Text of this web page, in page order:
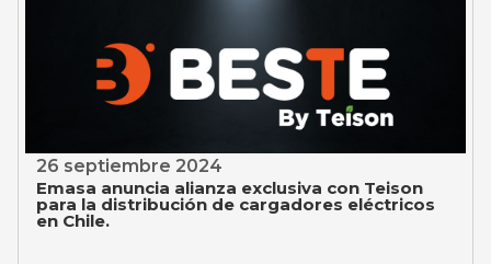
26 septiembre 2024
Emasa anuncia alianza exclusiva con Teison
para la distribución de cargadores eléctricos
en Chile.